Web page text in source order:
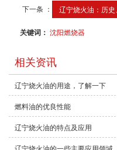
下一条 ： 辽宁烧火油：历史
关键词：沈阳燃烧器
相关资讯
辽宁烧火油的用途，了解一下
燃料油的优良性能
辽宁烧火油的特点及应用
辽宁烧火油的一些主要应用领域